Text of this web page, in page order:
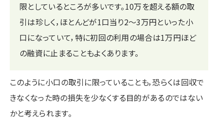
限としているところが多いです。10万を超える額の取
引は珍しく，ほとんどが1口当り2～3万円といった小
口になっていて，特に初回の利用の場合は1万円ほど
の融資に止まることもよくあります。
このように小口の取引に限っていることも，恐らくは回収で
きなくなった時の損失を少なくする目的があるのではない
かと考えられます。